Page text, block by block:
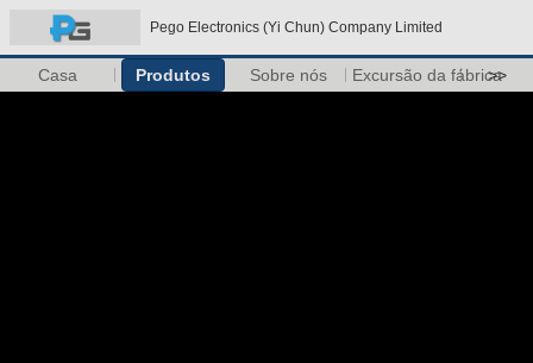
Pego Electronics (Yi Chun) Company Limited
Casa Produtos Sobre nós Excursão da fábrica
>>